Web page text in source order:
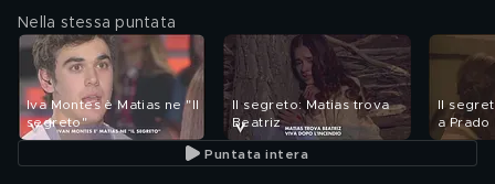
Nella stessa puntata
Iva Montes è Matias ne "Il
segreto"
Il segreto: Matias trova
Beatriz
Il
a Prado
Puntata intera